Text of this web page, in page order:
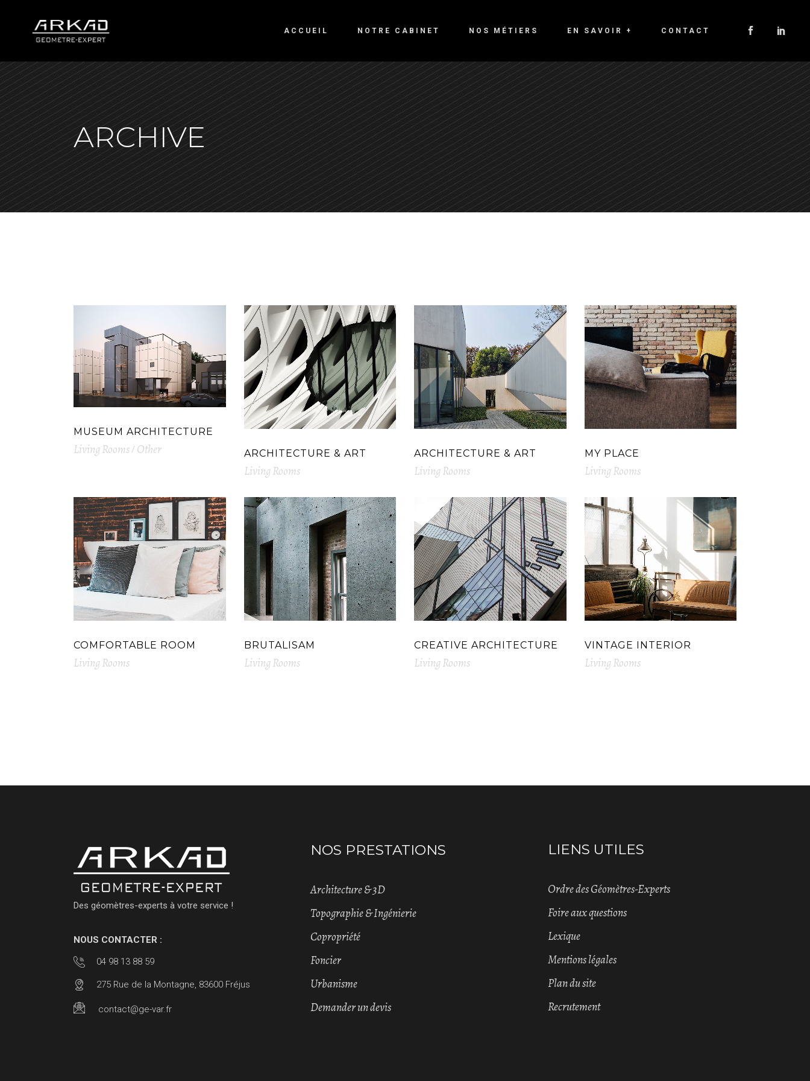
ACCUEIL NOTRE CABINET NOS MÉTIERS EN SAVOIR + CONTACT
ARCHIVE
MUSEUM ARCHITECTURE
Living Rooms Other ARCHITECTURE & ART
Living Rooms
ARCHITECTURE & ART
Living Rooms
MY PLACE
Living Rooms
COMFORTABLE ROOM
Living Rooms
BRUTALISAM
Living Rooms
CREATIVE ARCHITECTURE
Living Rooms
VINTAGE INTERIOR
Living Rooms
Des géomètres-experts à votre service !
NOUS CONTACTER :
04 98 13 88 59
275 Rue de la Montagne, 83600 Fréjus
contact@ge-var.fr
NOS PRESTATIONS
Architecture & 3D
Topographie & Ingénierie
Copropriété
Foncier
Urbanisme
Demander un devis
LIENS UTILES
Ordre des Géomètres-Experts
Foire aux questions
Lexique
Mentions légales
Plan du site
Recrutement